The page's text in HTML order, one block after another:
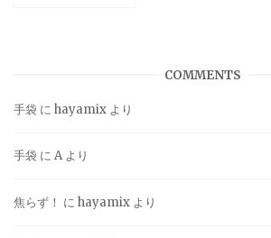
COMMENTS
手袋 に hayamix より
手袋 に Aより
焦らず！ に hayamix より